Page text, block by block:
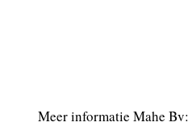
Meer informatie Mahe Bv: